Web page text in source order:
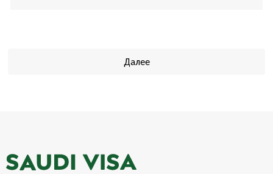
Далее